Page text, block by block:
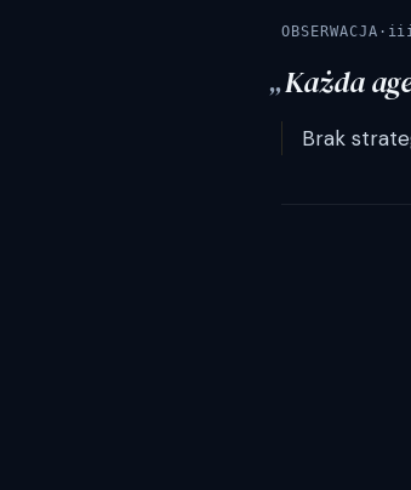
OBSERWACJA ·
Każda
Brak